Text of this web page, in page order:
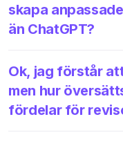
skapa
än ChatGPT?
Ok, jag förstår
men hur
fördelar för